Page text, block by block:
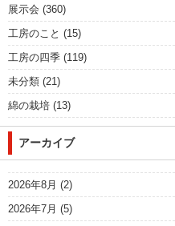
展示会 (360)
工房のこと (15)
工房の四季 (119)
未分類 (21)
綿の栽培 (13)
アーカイブ
2026年8月 (2)
2026年7月 (5)